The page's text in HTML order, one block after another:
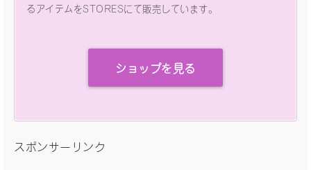
るアイテムをSTORESにて販売しています。
ショップを見る
スポンサーリンク